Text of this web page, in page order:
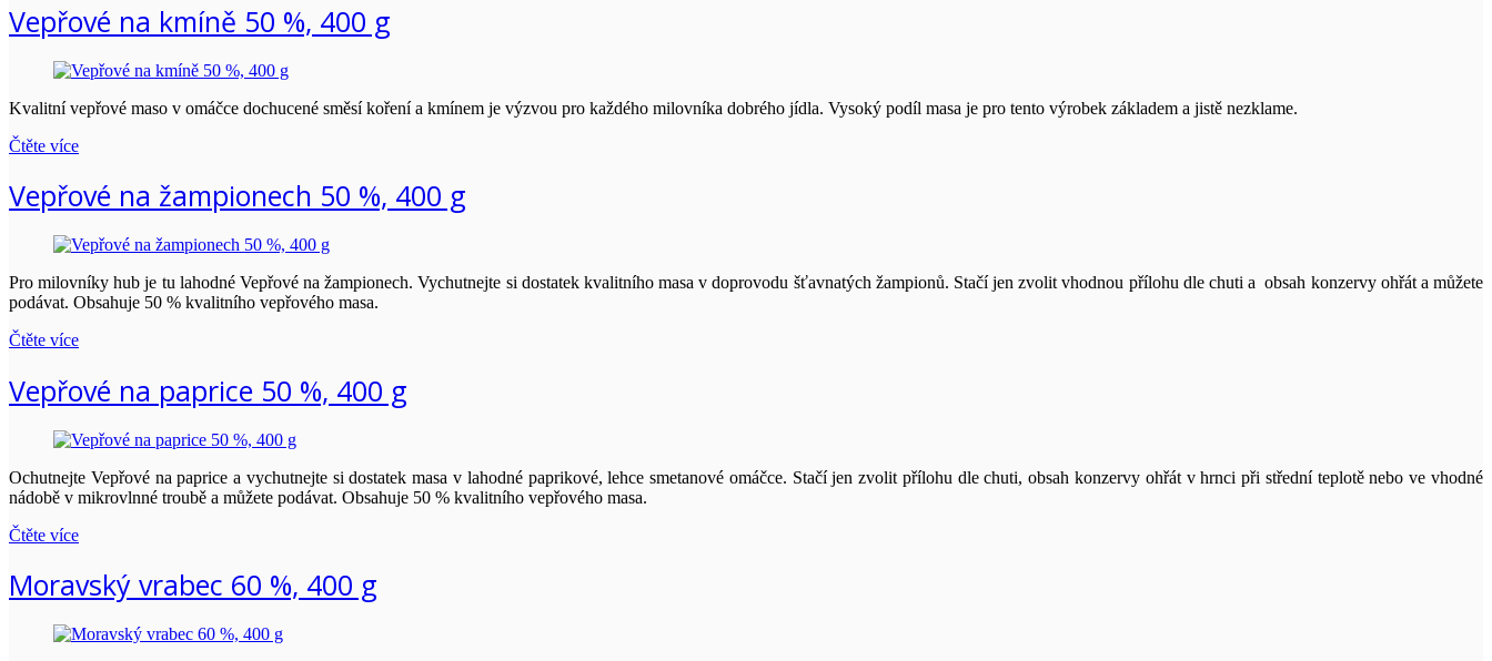
Vepřové na kmíně 50 %, 400 g
Kvalitní vepřové maso v omáčce dochucené směsí koření a kmínem je výzvou pro každého milovníka dobrého jídla. Vysoký podíl masa je pro tento výrobek základem a jistě nezklame.
Čtěte více
Vepřové na žampionech 50 %, 400 g
Pro milovníky hub je tu lahodné Vepřové na žampionech. Vychutnejte si dostatek kvalitního masa v doprovodu šťavnatých žampionů. Stačí jen zvolit vhodnou přílohu dle chuti a obsah konzervy ohřát a můžete
podávat. Obsahuje 50 % kvalitního vepřového masa.
Čtěte více
Vepřové na paprice 50 %, 400 g
Ochutnejte Vepřové na paprice a vychutnejte si dostatek masa v lahodné paprikové, lehce smetanové omáčce. Stačí jen zvolit přílohu dle chuti, obsah konzervy ohřát v hrnci při střední teplotě nebo ve vhodné
nádobě v mikrovlnné troubě a můžete podávat. Obsahuje 50 % kvalitního vepřového masa.
Čtěte více
Moravský vrabec 60 %, 400 g